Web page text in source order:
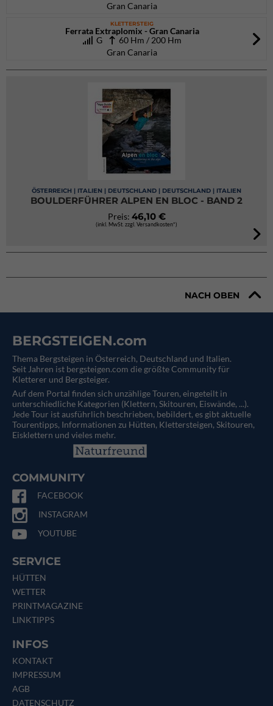
Gran Canaria
KLETTERSTEIG
Ferrata Extraplomix - Gran Canaria
G 60 Hm / 200 Hm
Gran Canaria
ÖSTERREICH | ITALIEN | DEUTSCHLAND | DEUTSCHLAND | ITALIEN
BOULDERFÜHRER ALPEN EN BLOC - BAND 2
Preis: 46,10 €
(inkl. MwSt. zzgl. Versandkosten*)
NACH OBEN
BERGSTEIGEN.com
Thema Bergsteigen in Österreich, Deutschland und Italien.
Seit Jahren ist bergsteigen.com die größte Community für
Kletterer und Bergsteiger.
Auf dem Portal finden sich unzählige Touren, eingeteilt in
unterschiedliche Kategorien (Klettern, Skitouren, Eiswände, ...).
Jede Tour ist ausführlich beschrieben, bebildert, es gibt aktuelle
Tourentipps, Informationen zu Hütten, Klettersteigen, Skitouren,
Eisklettern und vieles mehr.
COMMUNITY
FACEBOOK
INSTAGRAM
YOUTUBE
SERVICE
HÜTTEN
WETTER
PRINTMAGAZINE
LINKTIPPS
INFOS
KONTAKT
IMPRESSUM
AGB
DATENSCHUTZ